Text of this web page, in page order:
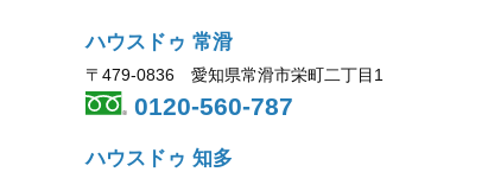
ハウスドゥ 常滑
〒479-0836 愛知県常滑市栄町二丁目1
0120-560-787
ハウスドゥ 知多